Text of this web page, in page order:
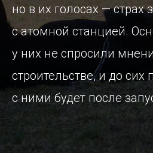
но в их голосах — страх
с атомной станцией.
у них не спросили
строительстве, и до сих
с ними будет после